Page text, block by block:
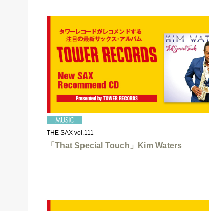
THE SAX vol.111
「That Special Touch」Kim Waters